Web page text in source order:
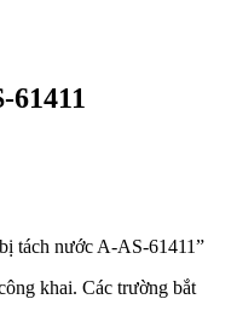
tách nước A-AS-61411”
khai. Các trường bắt